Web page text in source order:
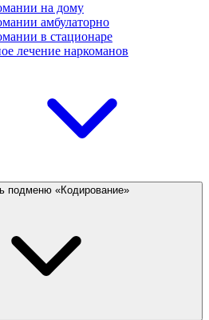
на дому
амбулаторно
в стационаре
лечение наркоманов
подменю «Кодирование»